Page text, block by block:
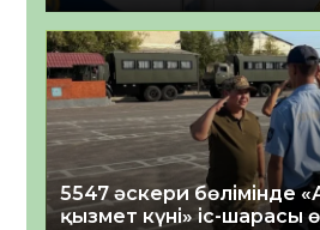
5547 әскери бөлімінде
қызмет күні» іс-шарасы